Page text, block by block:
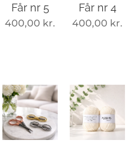
Får nr 5
400,00 kr.
Får nr 4
400,00 kr.